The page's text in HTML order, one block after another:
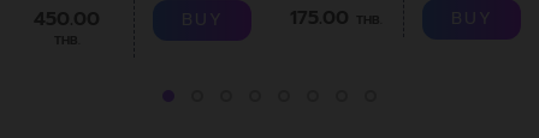
BUY BUY